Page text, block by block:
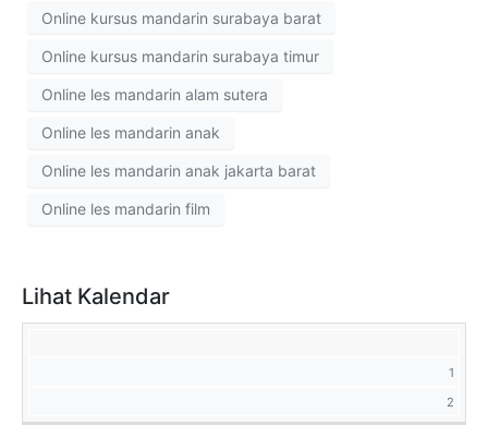
Online kursus mandarin surabaya barat
Online kursus mandarin surabaya timur
Online les mandarin alam sutera
Online les mandarin anak
Online les mandarin anak jakarta barat
Online les mandarin film
Lihat Kalendar
1
2